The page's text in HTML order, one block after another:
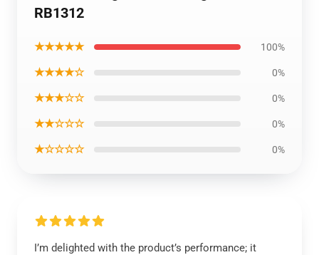
RB1312
★★★★★ 100%
★★★★☆ 0%
★★★☆☆ 0%
★★☆☆☆ 0%
★☆☆☆☆ 0%
I’m delighted with the product’s performance; it